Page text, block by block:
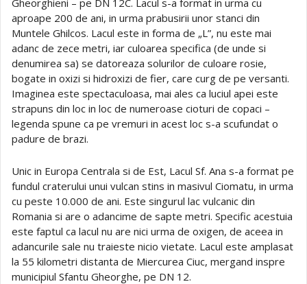
aproape 200 de ani, in urma prabusirii unor stanci din
Muntele Ghilcos. Lacul este in forma de „L”, nu este mai
adanc de zece metri, iar culoarea specifica (de unde si
denumirea sa) se datoreaza solurilor de culoare rosie,
bogate in oxizi si hidroxizi de fier, care curg de pe versanti.
Imaginea este spectaculoasa, mai ales ca luciul apei este
strapuns din loc in loc de numeroase cioturi de copaci –
legenda spune ca pe vremuri in acest loc s-a scufundat o
padure de brazi.
Unic in Europa Centrala si de Est, Lacul Sf. Ana s-a format pe
fundul craterului unui vulcan stins in masivul Ciomatu, in urma
cu peste 10.000 de ani. Este singurul lac vulcanic din
Romania si are o adancime de sapte metri. Specific acestuia
este faptul ca lacul nu are nici urma de oxigen, de aceea in
adancurile sale nu traieste nicio vietate. Lacul este amplasat
la 55 kilometri distanta de Miercurea Ciuc, mergand inspre
municipiul Sfantu Gheorghe, pe DN 12.